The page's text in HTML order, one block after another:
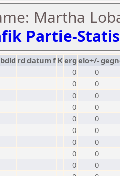
Martha
Partie-
bdld rd datumf Kerg elo+/-
0
0
0
0
0
0
0
0
0
0
0
0
0
0
0
0
0
0